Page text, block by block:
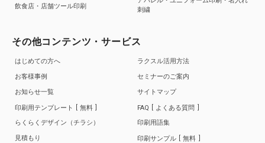
飲食店・店舗ツール印刷
刺繍
その他コンテンツ・サービス
はじめての方へ
お客様事例
お知らせ一覧
印刷用テンプレート
無料
らくらくデザイン（チラシ）
見積もり
ラクスル活用方法
セミナーのご案内
サイトマップ
FAQ
よくある質問
印刷用語集
印刷サンプル
無料